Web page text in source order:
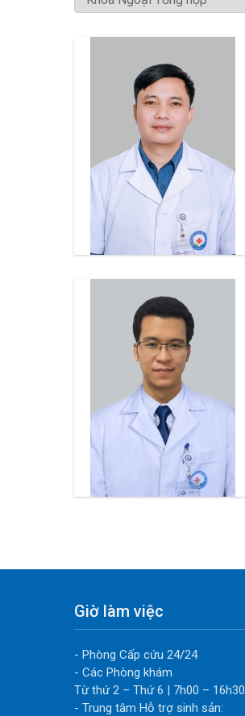
Giờ làm việc
- Phòng Cấp cứu 24/24
- Các Phòng khám
Từ thứ 2 – Thứ 6 | 7h00 – 16h30
- Trung tâm Hỗ trợ sinh sản: